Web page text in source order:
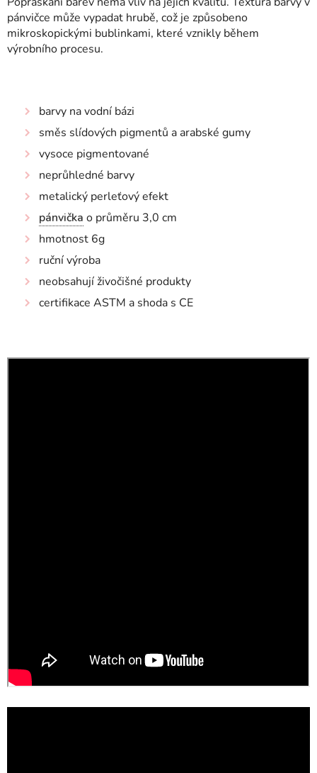
pánvičce může vypadat hrubě, což je způsobeno
mikroskopickými bublinkami, které vznikly během
výrobního procesu.
barvy na vodní bázi
směs slídových pigmentů a arabské gumy
vysoce pigmentované
neprůhledné barvy
metalický perleťový efekt
pánvička o průměru 3,0 cm
hmotnost 6g
ruční výroba
neobsahují živočišné produkty
certifikace ASTM a shoda s CE